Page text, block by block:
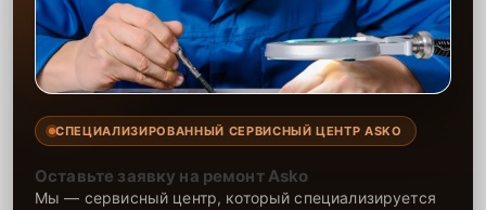
СПЕЦИАЛИЗИРОВАННЫЙ СЕРВИСНЫЙ ЦЕНТР ASKO
Оставьте заявку на ремонт Asko
Мы — сервисный центр, который специализируется